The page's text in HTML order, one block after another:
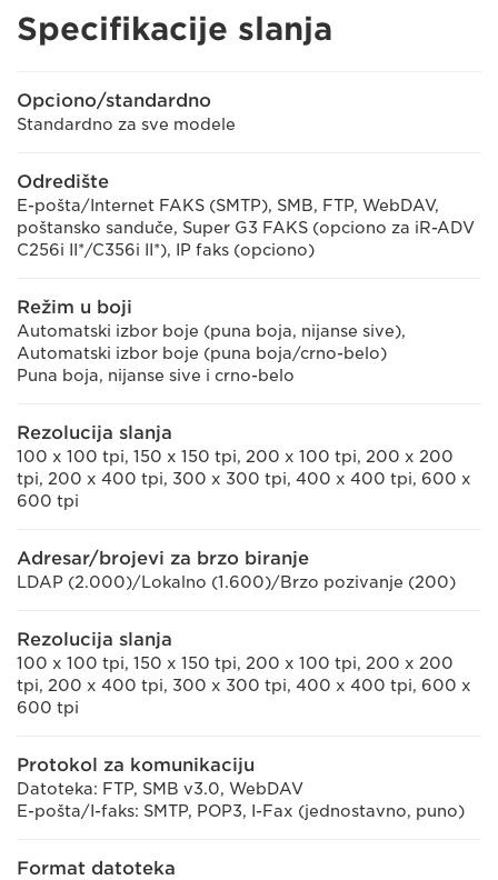
Specifikacije slanja
Opciono/standardno
Standardno za sve modele
Odredište
E-pošta/Internet FAKS (SMTP), SMB, FTP, WebDAV,
poštansko sanduče, Super G3 FAKS (opciono za iR-ADV
C256i II*/C356i II*), IP faks (opciono)
Režim u boji
Automatski izbor boje (puna boja, nijanse sive),
Automatski izbor boje (puna boja/crno-belo)
Puna boja, nijanse sive i crno-belo
Rezolucija slanja
100 x 100 tpi, 150 x 150 tpi, 200 x 100 tpi, 200 x 200
tpi, 200 x 400 tpi, 300 x 300 tpi, 400 x 400 tpi, 600 x
600 tpi
Adresar/brojevi za brzo biranje
LDAP (2.000)/Lokalno (1.600)/Brzo pozivanje (200)
Rezolucija slanja
100 x 100 tpi, 150 x 150 tpi, 200 x 100 tpi, 200 x 200
tpi, 200 x 400 tpi, 300 x 300 tpi, 400 x 400 tpi, 600 x
600 tpi
Protokol za komunikaciju
Datoteka: FTP, SMB v3.0, WebDAV
E-pošta/I-faks: SMTP, POP3, I-Fax (jednostavno, puno)
Format datoteka